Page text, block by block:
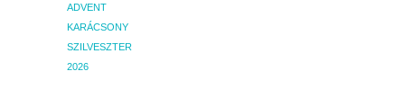
ADVENT
KARÁCSONY
SZILVESZTER
2026